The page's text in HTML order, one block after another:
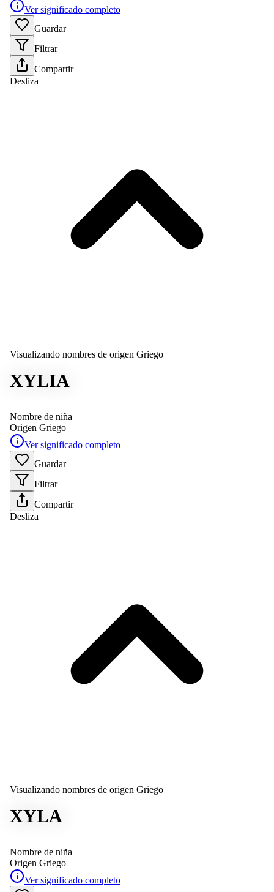
Ver significado completo
Guardar
Filtrar
Compartir
Desliza
Visualizando nombres de origen Griego
XYLIA
Nombre de niña
Origen Griego
Ver significado completo
Guardar
Filtrar
Compartir
Desliza
Visualizando nombres de origen Griego
XYLA
Nombre de niña
Origen Griego
Ver significado completo